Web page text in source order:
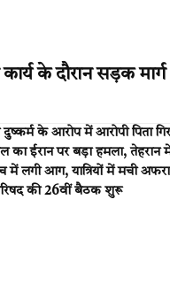
के दौरान सड़क
के आरोप में आरोपी पिता
ईरान पर बड़ा हमला, तेहरान
लगी आग, यात्रियों में मची
की 26वीं बैठक शुरू